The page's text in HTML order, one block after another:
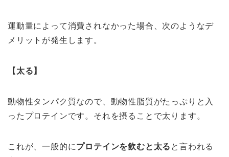
運動量によって消費されなかった場合、次のようなデ
メリットが発生します。
【太る】
動物性タンパク質なので、動物性脂質がたっぷりと入
ったプロテインです。それを摂ることで太ります。
これが、一般的にプロテインを飲むと太る と言われる